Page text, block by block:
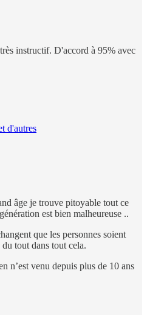
instructif. D'accord à 95% avec
d'autres
âge je trouve pitoyable tout ce
est bien malheureuse ..
que les personnes soient
tout dans tout cela.
n’est venu depuis plus de 10 ans